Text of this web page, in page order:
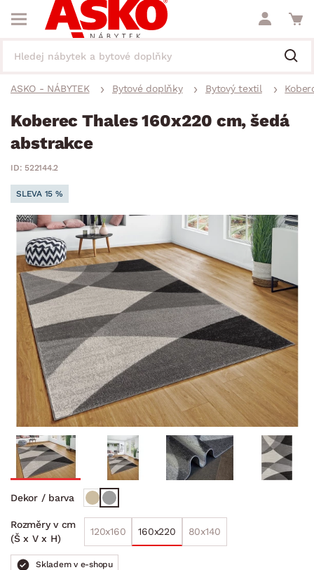
ASKO - NÁBYTEK Bytové doplňky Bytový textil
Koberec Thales 160x220 cm, šedá
abstrakce
ID: 522144.2
SLEVA 15 %
Dekor / barva
Rozměry v cm
(Š x V x H)
120x160 160x220 80x140
Skladem v e-shopu